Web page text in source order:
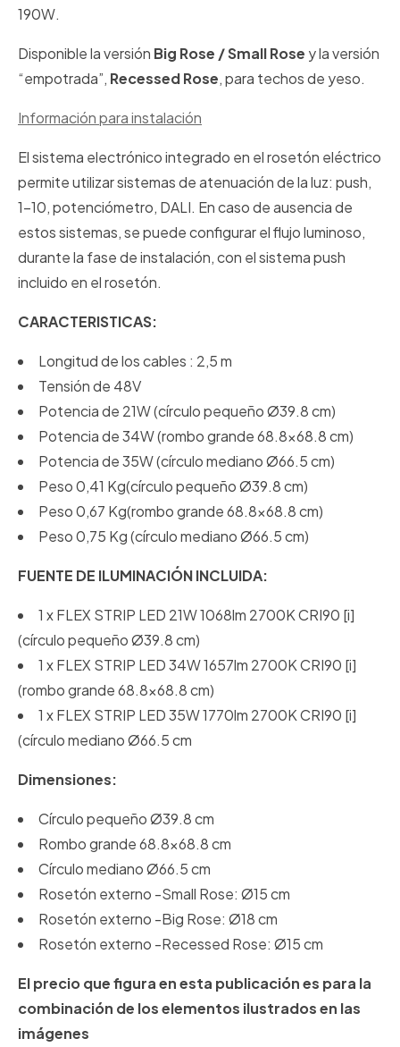
190W.
Disponible la versión Big Rose / Small Rose y la versión
“empotrada”, Recessed Rose, para techos de yeso.
Información para instalación
El sistema electrónico integrado en el rosetón eléctrico
permite utilizar sistemas de atenuación de la luz: push,
1-10, potenciómetro, DALI. En caso de ausencia de
estos sistemas, se puede configurar el flujo luminoso,
durante la fase de instalación, con el sistema push
incluido en el rosetón.
CARACTERISTICAS:
Longitud de los cables : 2,5 m
Tensión de 48V
Potencia de 21W (círculo pequeño Ø39.8 cm)
Potencia de 34W (rombo grande 68.8x68.8 cm)
Potencia de 35W (círculo mediano Ø66.5 cm)
Peso 0,41 Kg(círculo pequeño Ø39.8 cm)
Peso 0,67 Kg(rombo grande 68.8x68.8 cm)
Peso 0,75 Kg (círculo mediano Ø66.5 cm)
FUENTE DE ILUMINACIÓN INCLUIDA:
1 x FLEX STRIP LED 21W 1068lm 2700K CRI90 [i]
(círculo pequeño Ø39.8 cm)
1 x FLEX STRIP LED 34W 1657lm 2700K CRI90 [i]
(rombo grande 68.8x68.8 cm)
1 x FLEX STRIP LED 35W 1770lm 2700K CRI90 [i]
(círculo mediano Ø66.5 cm
Dimensiones:
Círculo pequeño Ø39.8 cm
Rombo grande 68.8x68.8 cm
Círculo mediano Ø66.5 cm
Rosetón externo -Small Rose: Ø15 cm
Rosetón externo -Big Rose: Ø18 cm
Rosetón externo -Recessed Rose: Ø15 cm
El precio que figura en esta publicación es para la
combinación de los elementos ilustrados en las
imágenes